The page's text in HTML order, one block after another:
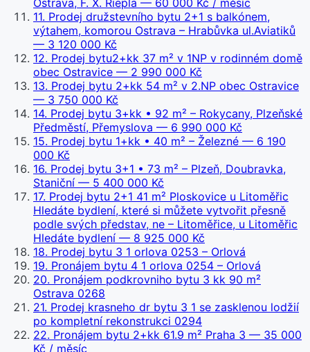
Ostrava, F. X. Riepla — 60 000 Kč / měsíc
11. Prodej družstevního bytu 2+1 s balkónem,
výtahem, komorou Ostrava – Hrabůvka ul.Aviatiků
— 3 120 000 Kč
12. Prodej bytu2+kk 37 m² v 1NP v rodinném domě
obec Ostravice — 2 990 000 Kč
13. Prodej bytu 2+kk 54 m² v 2.NP obec Ostravice
— 3 750 000 Kč
14. Prodej bytu 3+kk • 92 m² – Rokycany, Plzeňské
Předměstí, Přemyslova — 6 990 000 Kč
15. Prodej bytu 1+kk • 40 m² – Železné — 6 190
000 Kč
16. Prodej bytu 3+1 • 73 m² – Plzeň, Doubravka,
Staniční — 5 400 000 Kč
17. Prodej bytu 2+1 41 m² Ploskovice u Litoměřic
Hledáte bydlení, které si můžete vytvořit přesně
podle svých představ, ne – Litoměřice, u Litoměřic
Hledáte bydlení — 8 925 000 Kč
18. Prodej bytu 3 1 orlova 0253 – Orlová
19. Pronájem bytu 4 1 orlova 0254 – Orlová
20. Pronájem podkrovniho bytu 3 kk 90 m²
Ostrava 0268
21. Prodej krasneho dr bytu 3 1 se zasklenou lodžií
po kompletní rekonstrukci 0294
22. Pronájem bytu 2+kk 61.9 m² Praha 3 — 35 000
Kč / měsíc